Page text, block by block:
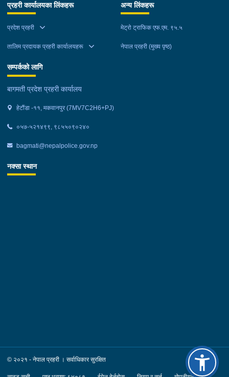
समिर मोक्तान र सोहि हेटौंडा उपमहानगरपालिका-१९, बस्तिपुर बस्ने वर्ष
भईरहेको छ ।
प्रहरी कार्यालयका लिंकहरू
प्रदेश प्रहरी
तालिम प्रदायक प्रहरी कार्यालयहरू
अन्य लिंकहरू
मेट्रो ट्राफिक एफ.एम. ९५.५
नेपाल प्रहरी (मुख्य पृष्ठ)
सम्पर्कको लागि
बागमती प्रदेश प्रहरी कार्यालय
हेटौंडा -११, मकवानपुर (7MV7C2H6+PJ)
०५७-५२१४९९, ९८५५०९०२४०
bagmati@nepalpolice.gov.np
नक्सा स्थान
© २०२१ - नेपाल प्रहरी । सर्वाधिकार सुरक्षित